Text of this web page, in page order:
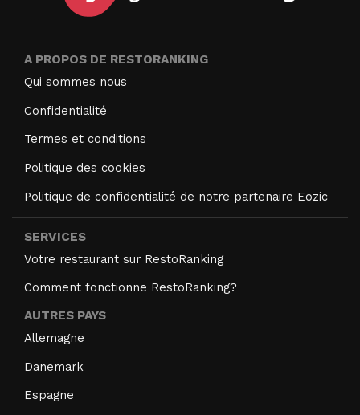
A PROPOS DE RESTORANKING
Qui sommes nous
Confidentialité
Termes et conditions
Politique des cookies
Politique de confidentialité de notre partenaire Eozic
SERVICES
Votre restaurant sur RestoRanking
Comment fonctionne RestoRanking?
AUTRES PAYS
Allemagne
Danemark
Espagne